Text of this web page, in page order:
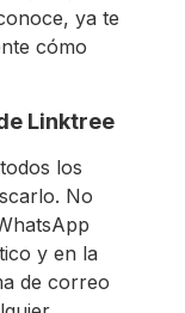
ya te
cómo
Linktree
los
No
y en la
de correo